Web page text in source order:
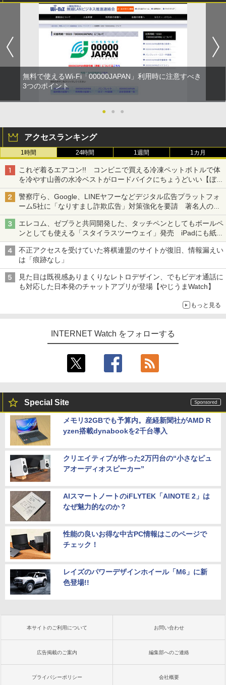
無料で使えるWi-Fi「00000JAPAN」利用時に注意すべき
3つのポイント
● ● ●
アクセスランキング
1時間 24時間 1週間 1カ月
これぞ着るエアコン!! コンビニで買える冷凍ペットボトルで体
を冷やす山善の水冷ベストがロードバイクにちょうどいい【ぼっ
ち・ざ・ろーど！その14】【空いた時間でなにしてる？】
警察庁ら、Google、LINEヤフーなどデジタル広告プラットフォ
ーム5社に「なりすまし詐欺広告」対策強化を要請 著名人の写
真や映像を使った投資詐欺などへの対策として
エレコム、ゼブラと共同開発した、タッチペンとしてもボールペ
ンとしても使える「スタイラスツーウェイ」発売 iPadにも紙に
も、持ち替えずに書き込める
不正アクセスを受けていた将棋連盟のサイトが復旧、情報漏えい
は「痕跡なし」
見た目は既視感ありまくりなレトロデザイン、でもビデオ通話に
も対応した日本発のチャットアプリが登場【やじうまWatch】
もっと見る
INTERNET Watch をフォローする
Special Site
メモリ32GBでも予算内。産経新聞社がAMD R
yzen搭載dynabookを2千台導入
クリエイティブが作った2万円台の“小さなピュ
アオーディオスピーカー”
AIスマートノートのiFLYTEK「AINOTE 2」は
なぜ魅力的なのか？
性能の良いお得な中古PC情報はこのページで
チェック！
レイズのパワーデザインホイール「M6」に新
色登場!!
本サイトのご利用について お問い合わせ
広告掲載のご案内 編集部へのご連絡
プライバシーポリシー 会社概要